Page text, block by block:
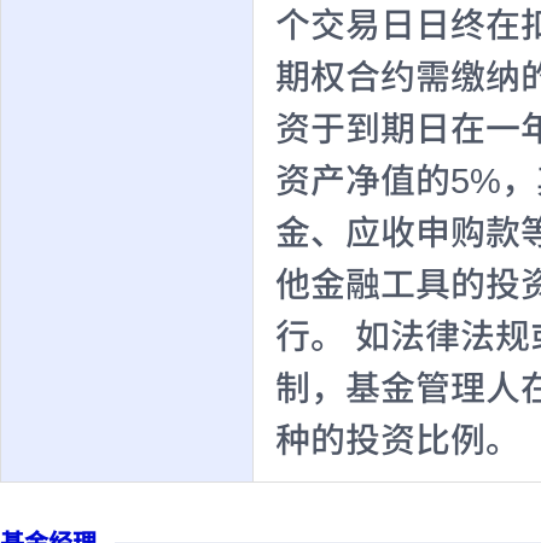
个交易日日终在
期权合约需缴纳
资于到期日在一
资产净值的5%
金、应收申购款
他金融工具的投
行。 如法律法
制，基金管理人
种的投资比例。